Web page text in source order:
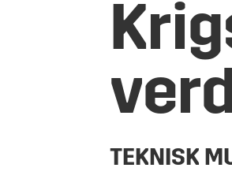
TEKNISK